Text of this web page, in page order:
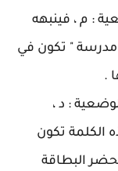
: م ، فينبهه
" مدرسة " تكون في
.
: د ،
الكلمة تكون
البطاقة